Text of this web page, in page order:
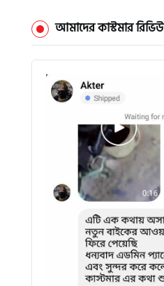
আমাদের কাস্টমার রিভিউ